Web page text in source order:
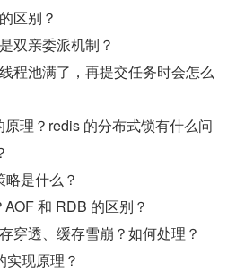
区别？
双亲委派机制？
程池满了，再提交任务时会怎么
理？redis 的分布式锁有什么问
是什么？
和 RDB 的区别？
穿透、缓存雪崩？如何处理？
实现原理？